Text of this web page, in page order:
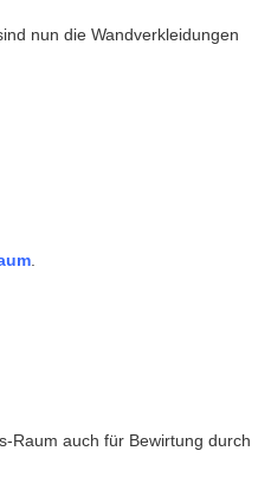
nun die Wandverkleidungen
Raum auch für Bewirtung durch